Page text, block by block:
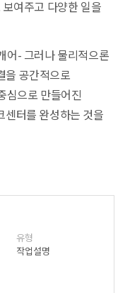
보여주고 다양한 일을
어- 그러나 물리적으론
을 공간적으로
심으로 만들어진
센터를 완성하는 것을
유형
작업설명